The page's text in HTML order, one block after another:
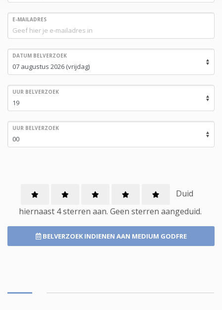
E-MAILADRES
DATUM BELVERZOEK
UUR BELVERZOEK
UUR BELVERZOEK
Duid
hiernaast 4 sterren aan. Geen sterren aangeduid.
BELVERZOEK INDIENEN AAN MEDIUM GODFRE